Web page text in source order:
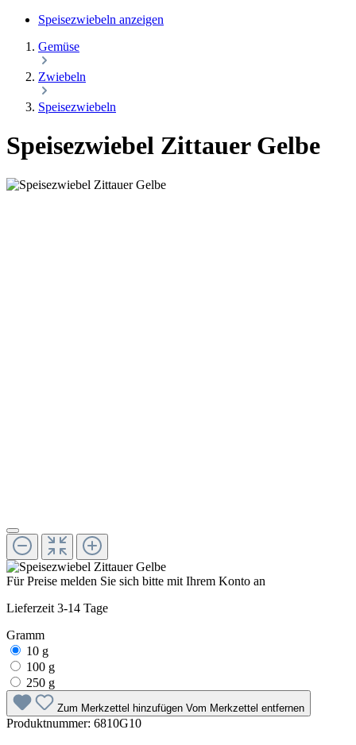
Speisezwiebeln anzeigen
Gemüse
Zwiebeln
Speisezwiebeln
Speisezwiebel Zittauer Gelbe
Für Preise melden Sie sich bitte mit Ihrem Konto an
Lieferzeit 3-14 Tage
Gramm
10 g
100 g
250 g
Zum Merkzettel hinzufügen Vom Merkzettel entfernen
Produktnummer: 6810G10